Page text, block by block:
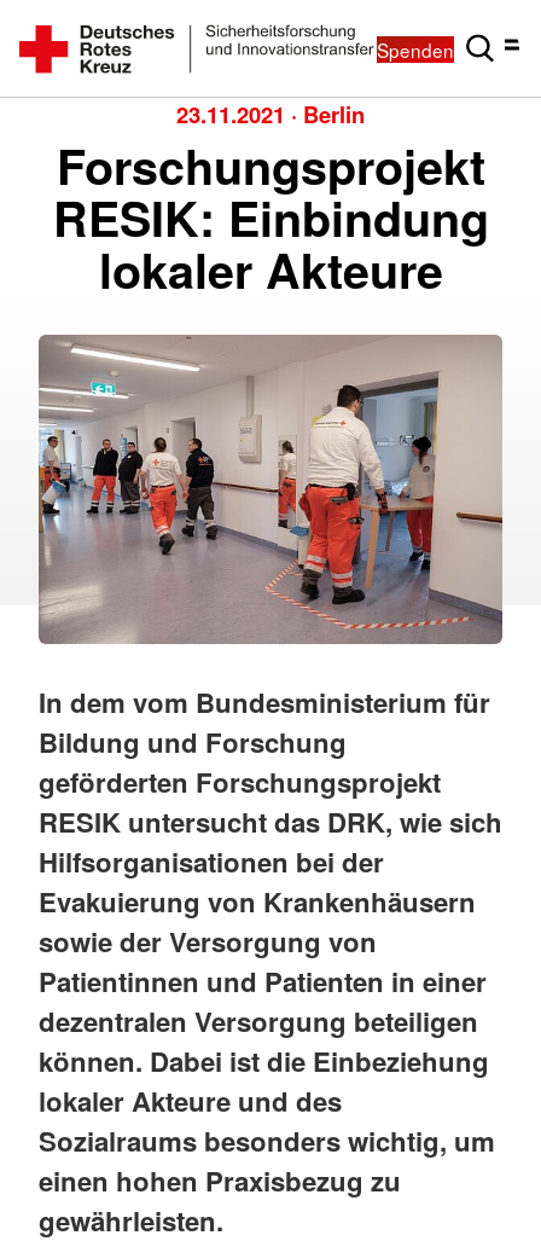
Spenden
23.11.2021 · Berlin
Forschungsprojekt
RESIK: Einbindung
lokaler Akteure
In dem vom Bundesministerium für
Bildung und Forschung
geförderten Forschungsprojekt
RESIK untersucht das DRK, wie sich
Hilfsorganisationen bei der
Evakuierung von Krankenhäusern
sowie der Versorgung von
Patientinnen und Patienten in einer
dezentralen Versorgung beteiligen
können. Dabei ist die Einbeziehung
lokaler Akteure und des
Sozialraums besonders wichtig, um
einen hohen Praxisbezug zu
gewährleisten.